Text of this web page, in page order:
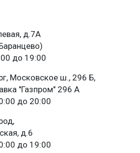
д.7А
до 19:00
Московское ш., 296 Б,
"Газпром" 296 А
до 20:00
д.6
до 19:00